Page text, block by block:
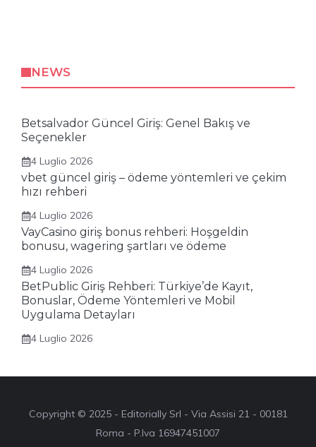
NEWS
Betsalvador Güncel Giriş: Genel Bakış ve
Seçenekler
4 Luglio 2026
vbet güncel giriş – ödeme yöntemleri ve çekim
hızı rehberi
4 Luglio 2026
VayCasino giriş bonus rehberi: Hoşgeldin
bonusu, wagering şartları ve ödeme
4 Luglio 2026
BetPublic Giriş Rehberi: Türkiye’de Kayıt,
Bonuslar, Ödeme Yöntemleri ve Mobil
Uygulama Detayları
4 Luglio 2026
Copyright © 2025 - Editorially Srl - Via Assisi 21 - 00181
Roma - P.Iva 16947451007